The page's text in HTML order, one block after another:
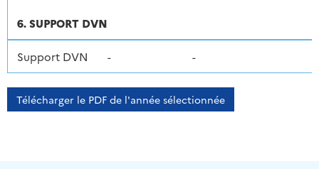
6. SUPPORT DVN
Support DVN - -
Télécharger le PDF de l'année sélectionnée